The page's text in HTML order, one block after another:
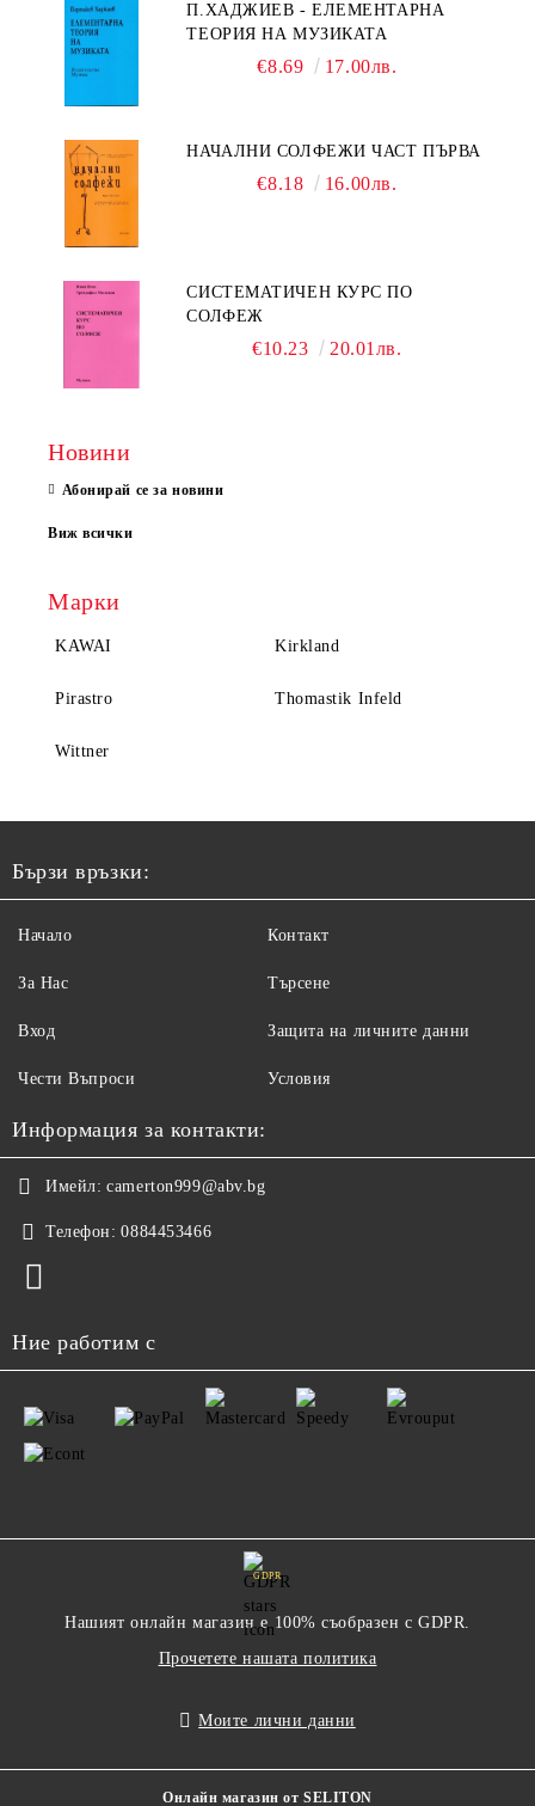
П.ХАДЖИЕВ - ЕЛЕМЕНТАРНА
ТЕОРИЯ НА МУЗИКАТА
€8.69 17.00лв.
НАЧАЛНИ СОЛФЕЖИ ЧАСТ ПЪРВА
€8.18 16.00лв.
СИСТЕМАТИЧЕН КУРС ПО
СОЛФЕЖ
€10.23 20.01лв.
Новини
Абонирай се за новини
Виж всички
Марки
KAWAI Kirkland
Pirastro Thomastik Infeld
Wittner
Бързи връзки:
Начало
За Нас
Вход
Чести Въпроси
Контакт
Търсене
Защита на личните данни
Условия
Информация за контакти:
Имейл: camerton999@abv.bg
Телефон: 0884453466
Ние работим с
GDPR
Нашият онлайн магазин е 100% съобразен с GDPR.
Прочетете нашата политика
Моите лични данни
Онлайн магазин от SELITON